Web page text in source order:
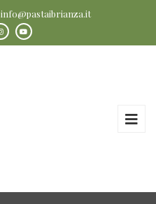
info@pastaibrianza.it